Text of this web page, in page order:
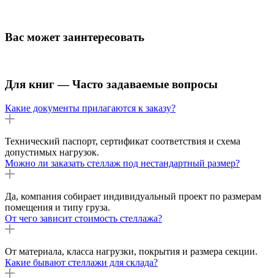
Вас может заинтересовать
Для книг — Часто задаваемые вопросы
Какие документы прилагаются к заказу?
Технический паспорт, сертификат соответствия и схема
допустимых нагрузок.
Можно ли заказать стеллаж под нестандартный размер?
Да, компания собирает индивидуальный проект по размерам
помещения и типу груза.
От чего зависит стоимость стеллажа?
От материала, класса нагрузки, покрытия и размера секции.
Какие бывают стеллажи для склада?